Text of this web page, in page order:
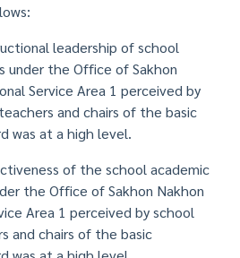
leadership of school
under the Office of Sakhon
Service Area 1 perceived by
and chairs of the basic
was at a high level.
of the school academic
the Office of Sakhon Nakhon
Area 1 perceived by school
and chairs of the basic